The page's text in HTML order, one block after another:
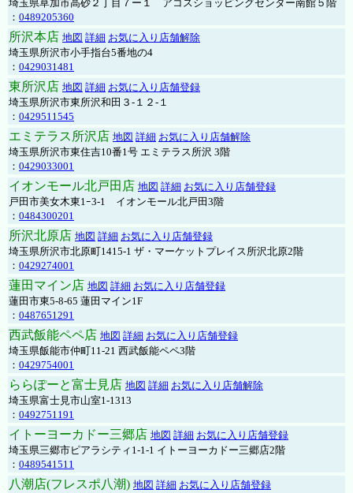
埼玉県草加市高砂２丁目７ー１ アコスショッピングセンター南館５階
： 0489205360
所沢本店 地図 詳細 お気に入り店舗解除
埼玉県所沢市小手指台5番地の4
： 0429031481
東所沢店 地図 詳細 お気に入り店舗登録
埼玉県所沢市東所沢和田３-１２-１
： 0429511545
エミテラス所沢店 地図 詳細 お気に入り店舗解除
埼玉県所沢市東住吉10番1号 エミテラス所沢 3階
： 0429033001
イオンモール北戸田店 地図 詳細 お気に入り店舗登録
戸田市美女木東1ｰ3‐1 イオンモール北戸田3階
： 0484300201
所沢北原店 地図 詳細 お気に入り店舗登録
埼玉県所沢市北原町1415-1 ザ・マーケットプレイス所沢北原2階
： 0429274001
蓮田マイン店 地図 詳細 お気に入り店舗登録
蓮田市東5-8-65 蓮田マイン1F
： 0487651291
西武飯能ペペ店 地図 詳細 お気に入り店舗登録
埼玉県飯能市仲町11-21 西武飯能ペペ3階
： 0429754001
ららぽーと富士見店 地図 詳細 お気に入り店舗解除
埼玉県富士見市山室1-1313
： 0492751191
イトーヨーカドー三郷店 地図 詳細 お気に入り店舗登録
埼玉県三郷市ピアラシティ1-1-1 イトーヨーカドー三郷店2階
： 0489541511
八潮店(フレスポ八潮) 地図 詳細 お気に入り店舗登録